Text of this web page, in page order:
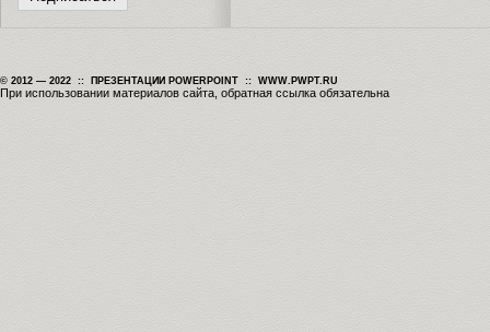
© 2012 — 2022 :: ПРЕЗЕНТАЦИИ POWERPOINT :: WWW.PWPT.RU
При использовании материалов сайта, обратная ссылка обязательна